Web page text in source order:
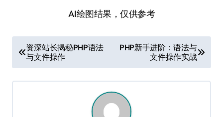
AI绘图结果，仅供参考
章
导
资深站长揭秘PHP语法
与文件操作
PHP新手进阶：语法与
文件操作实战